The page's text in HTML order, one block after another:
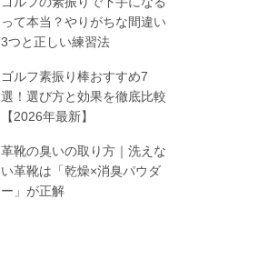
って本当？やりがちな間違い
3つと正しい練習法
ゴルフ素振り棒おすすめ7
選！選び方と効果を徹底比較
【2026年最新】
革靴の臭いの取り方｜洗えな
い革靴は「乾燥×消臭パウダ
ー」が正解